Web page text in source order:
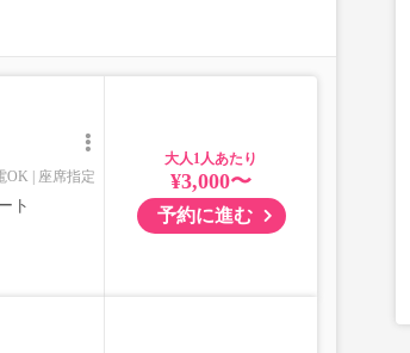
OK 座席指定
ト
大人
¥3,000〜
予約に進む